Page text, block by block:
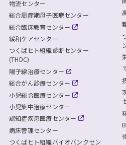
物流センター
総合周産期母子医療センター
総合臨床教育センター
緩和ケアセンター
つくばヒト組織診断センター
(THDC)
陽子線治療センター
総合がん診療センター
小児総合医療センター
小児集中治療センター
認知症疾患医療センター
病床管理センター
つくばヒト組織バイオバンクセン